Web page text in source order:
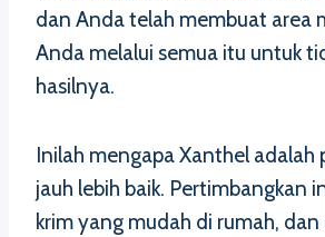
dan Anda telah membuat area
Anda melalui semua itu untuk
hasilnya.
Inilah mengapa Xanthel adalah
jauh lebih baik. Pertimbangkan
krim yang mudah di rumah,